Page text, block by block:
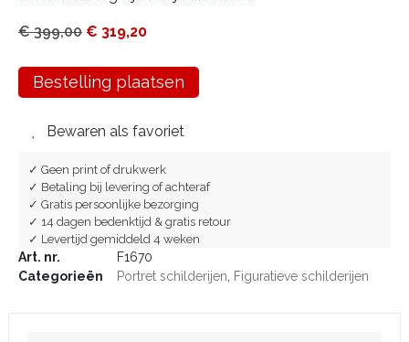
€399,00 € 319,20
Bestelling plaatsen
Bewaren als favoriet
✓ Geen print of drukwerk
✓ Betaling bij levering of achteraf
✓ Gratis persoonlijke bezorging
✓ 14 dagen bedenktijd & gratis retour
✓ Levertijd gemiddeld 4 weken
Art. nr.
F1670
Categorieën
Portret schilderijen Figuratieve schilderijen